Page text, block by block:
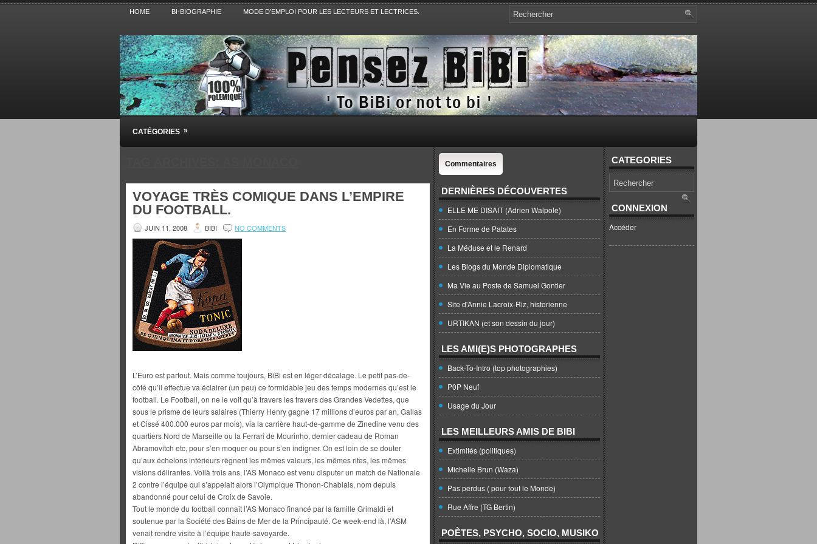
HOME BI-BIOGRAPHIE MODE D’EMPLOI POUR LES LECTEURS ET LECTRICES.
Pensez BiBi
Blog polémique sur l'Actualité, la Culture, la Politique, le Sport,. Avec Revue de presse et de blogs.
CATÉGORIES »
VOYAGE TRÈS COMIQUE DANS L’EMPIRE
DU FOOTBALL.
JUIN 11, 2008 BIBI NO COMMENTS
L’Euro est partout. Mais comme toujours, BiBi est en léger décalage. Le petit pas-de-
côté qu’il effectue va éclairer (un peu) ce formidable jeu des temps modernes qu’est le
football. Le Football, on ne le voit qu’à travers les travers des Grandes Vedettes, que
sous le prisme de leurs salaires (Thierry Henry gagne 17 millions d’euros par an, Gallas
et Cissé 400.000 euros par mois), via la carrière haut-de-gamme de Zinedine venu des
quartiers Nord de Marseille ou la Ferrari de Mourinho, dernier cadeau de Roman
Abramovitch etc, pour s’en moquer ou pour s’en indigner. On est loin de se douter
qu’aux échelons inférieurs règnent les mêmes valeurs, les mêmes rites, les mêmes
visions délirantes. Voilà trois ans, l’AS Monaco est venu disputer un match de Nationale
2 contre l’équipe qui s’appelait alors l’Olympique Thonon-Chablais, nom depuis
abandonné pour celui de Croix de Savoie.
Tout le monde du football connaît l’AS Monaco financé par la famille Grimaldi et
soutenue par la Société des Bains de Mer de la Principauté. Ce week-end là, l’ASM
venait rendre visite à l’équipe haute-savoyarde.
Commentaires
DERNIÈRES DÉCOUVERTES
ELLE ME DISAIT (Adrien Walpole)
En Forme de Patates
La Méduse et le Renard
Les Blogs du Monde Diplomatique
Ma Vie au Poste de Samuel Gontier
Site d'Annie Lacroix-Riz, historienne
URTIKAN (et son dessin du jour)
LES AMI(E)S PHOTOGRAPHES
Back-To-Intro (top photographies)
P0P Neuf
Usage du Jour
LES MEILLEURS AMIS DE BIBI
Extimités (politiques)
Michelle Brun (Waza)
Pas perdus ( pour tout le Monde)
Rue Affre (TG Bertin)
POÈTES, PSYCHO, SOCIO, MUSIKO
CATEGORIES
CONNEXION
Accéder